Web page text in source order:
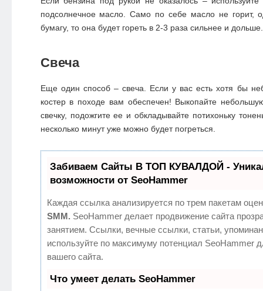
подсолнечное масло. Само по себе масло не горит,
бумагу, то она будет гореть в 2-3 раза сильнее и дольше.
Свеча
Еще один способ – свеча. Если у вас есть хотя бы
костер в походе вам обеспечен! Выкопайте
свечку, подожгите ее и обкладывайте потихоньку
несколько минут уже можно будет погреться.
Забиваем Сайты В ТОП КУВАЛДОЙ -
возможности от SeoHammer
Каждая ссылка анализируется по трем пакетам
SMM. SeoHammer делает продвижение сайта
занятием. Ссылки, вечные ссылки, статьи,
используйте по максимуму потенциал SeoHammer
вашего сайта.
Что умеет делать SeoHammer